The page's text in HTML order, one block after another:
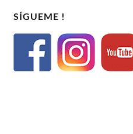
SÍGUEME !